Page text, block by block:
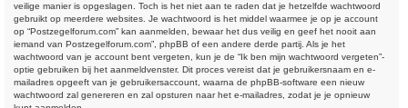
veilige manier is opgeslagen. Toch is het niet aan te raden dat je hetzelfde wachtwoord
gebruikt op meerdere websites. Je wachtwoord is het middel waarmee je op je account
op “Postzegelforum.com” kan aanmelden, bewaar het dus veilig en geef het nooit aan
iemand van Postzegelforum.com”, phpBB of een andere derde partij. Als je het
wachtwoord van je account bent vergeten, kun je de “Ik ben mijn wachtwoord vergeten”-
optie gebruiken bij het aanmeldvenster. Dit proces vereist dat je gebruikersnaam en e-
mailadres opgeeft van je gebruikersaccount, waarna de phpBB-software een nieuw
wachtwoord zal genereren en zal opsturen naar het e-mailadres, zodat je je opnieuw